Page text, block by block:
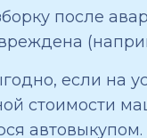
после
если
стоимости
автовыкупом.